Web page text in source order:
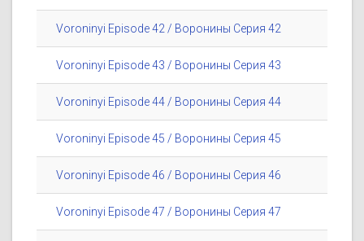
Voroninyi Episode 42 / Воронины Серия 42
Voroninyi Episode 43 / Воронины Серия 43
Voroninyi Episode 44 / Воронины Серия 44
Voroninyi Episode 45 / Воронины Серия 45
Voroninyi Episode 46 / Воронины Серия 46
Voroninyi Episode 47 / Воронины Серия 47